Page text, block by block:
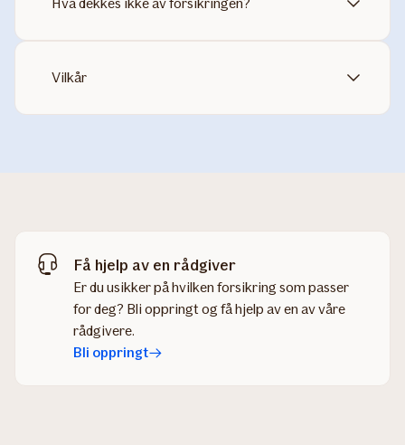
Vilkår
Få hjelp av en rådgiver
Er du usikker på hvilken forsikring som passer
for deg? Bli oppringt og få hjelp av en av våre
rådgivere.
Bli oppringt